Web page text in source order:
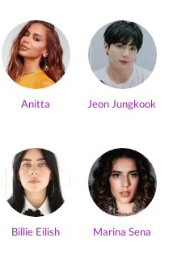
Anitta Jeon Jungkook
Billie Eilish Marina Sena